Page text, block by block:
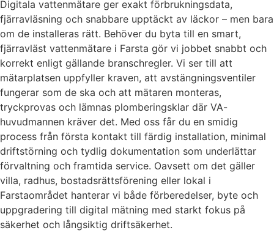
Digitala vattenmätare ger exakt förbrukningsdata,
fjärravläsning och snabbare upptäckt av läckor – men bara
om de installeras rätt. Behöver du byta till en smart,
fjärravläst vattenmätare i Farsta gör vi jobbet snabbt och
korrekt enligt gällande branschregler. Vi ser till att
mätarplatsen uppfyller kraven, att avstängningsventiler
fungerar som de ska och att mätaren monteras,
tryckprovas och lämnas plomberingsklar där VA-
huvudmannen kräver det. Med oss får du en smidig
process från första kontakt till färdig installation, minimal
driftstörning och tydlig dokumentation som underlättar
förvaltning och framtida service. Oavsett om det gäller
villa, radhus, bostadsrättsförening eller lokal i
Farstaområdet hanterar vi både förberedelser, byte och
uppgradering till digital mätning med starkt fokus på
säkerhet och långsiktig driftsäkerhet.